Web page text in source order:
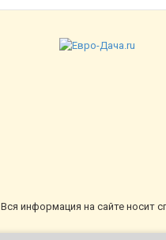
Вся информация на сайте носит